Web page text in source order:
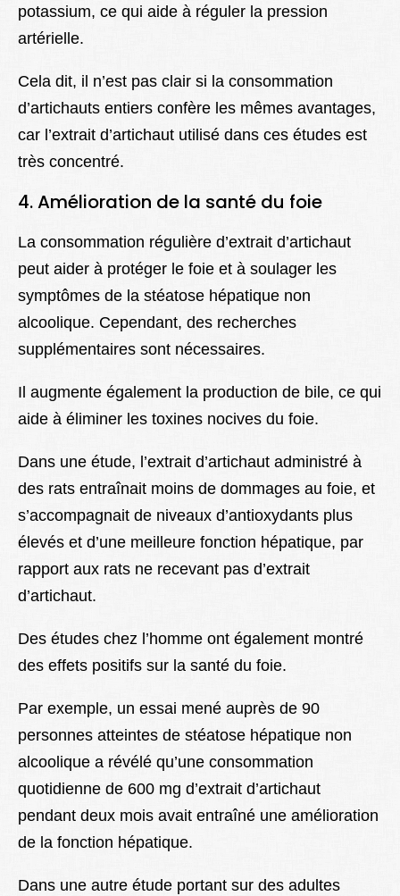
potassium, ce qui aide à réguler la pression
artérielle.
Cela dit, il n’est pas clair si la consommation
d’artichauts entiers confère les mêmes avantages,
car l’extrait d’artichaut utilisé dans ces études est
très concentré.
4. Amélioration de la santé du foie
La consommation régulière d’extrait d’artichaut
peut aider à protéger le foie et à soulager les
symptômes de la stéatose hépatique non
alcoolique. Cependant, des recherches
supplémentaires sont nécessaires.
Il augmente également la production de bile, ce qui
aide à éliminer les toxines nocives du foie.
Dans une étude, l’extrait d’artichaut administré à
des rats entraînait moins de dommages au foie, et
s’accompagnait de niveaux d’antioxydants plus
élevés et d’une meilleure fonction hépatique, par
rapport aux rats ne recevant pas d’extrait
d’artichaut.
Des études chez l’homme ont également montré
des effets positifs sur la santé du foie.
Par exemple, un essai mené auprès de 90
personnes atteintes de stéatose hépatique non
alcoolique a révélé qu’une consommation
quotidienne de 600 mg d’extrait d’artichaut
pendant deux mois avait entraîné une amélioration
de la fonction hépatique.
Dans une autre étude portant sur des adultes